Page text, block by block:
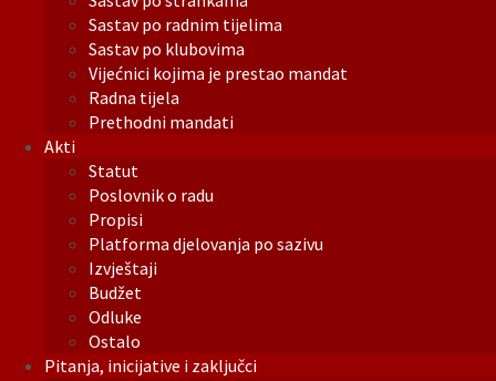
Sastav po radnim tijelima
Sastav po klubovima
Vijećnici kojima je prestao mandat
Radna tijela
Prethodni mandati
Akti
Statut
Poslovnik o radu
Propisi
Platforma djelovanja po sazivu
Izvještaji
Budžet
Odluke
Ostalo
Pitanja, inicijative i zaključci